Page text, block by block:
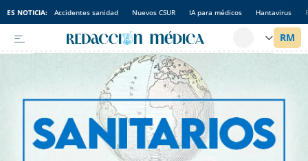
ES NOTICIA: Accidentes sanidad Nuevos CSUR IA para médicos Hantavirus